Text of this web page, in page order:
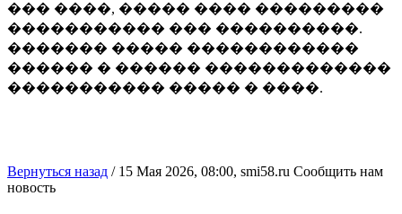
��� ����, ����� ���� ���������
����������� ��� ����������.
������� ����� ������������
������ � ������ �������������
����������� ����� � ����.
Вернуться назад / 15 Мая 2026, 08:00, smi58.ru Сообщить нам
новость